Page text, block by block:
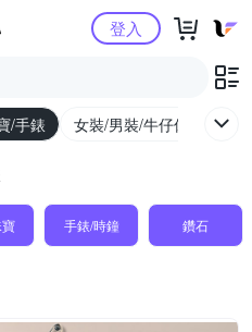
Yahoo購物中心登入
/手錶 女裝/男裝/牛仔休閒
手錶/時鐘 鑽石